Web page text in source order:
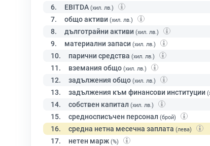
6. EBITDA (хил. лв.)
7. общо активи (хил. лв.)
8. дълготрайни активи (хил. лв.)
9. материални запаси (хил. лв.)
10. парични средства (хил. лв.)
11. вземания общо (хил. лв.)
12. задължения общо (хил. лв.)
13. задължения към финансови институции
14. собствен капитал (хил. лв.)
15. средносписъчен персонал (брой)
16. средна нетна месечна заплата (лева)
17. нетен марж (%)